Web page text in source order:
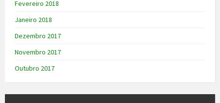
Fevereiro 2018
Janeiro 2018
Dezembro 2017
Novembro 2017
Outubro 2017